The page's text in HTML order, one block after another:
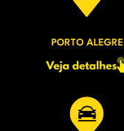
PORTO ALEGRE